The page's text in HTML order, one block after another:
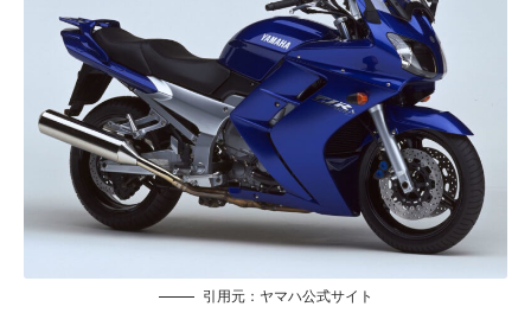
引用元：ヤマハ公式サイト